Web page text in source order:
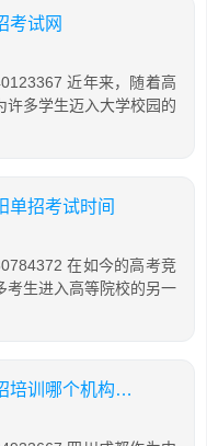
考试网
近年来，随着高
许多学生迈入大学校园的
单招考试时间
在如今的高考竞
考生进入高等院校的另一
单招培训机构四川成都，成都单招培训哪个机构最好